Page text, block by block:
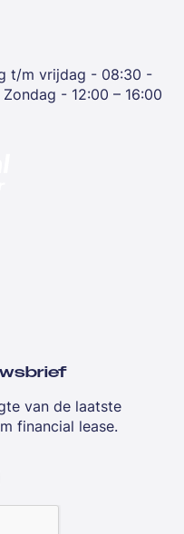
t/m vrijdag - 08:30 -
Zondag - 12:00 – 16:00
van de laatste
financial lease.